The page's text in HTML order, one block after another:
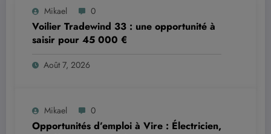
Mikael 0
Voilier Tradewind 33 : une opportunité à
saisir pour 45 000 €
Août 7, 2026
Mikael 0
Opportunités d’emploi à Vire : Électricien,